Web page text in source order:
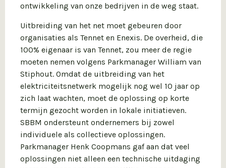
ontwikkeling van onze bedrijven in de weg staat.
Uitbreiding van het net moet gebeuren door
organisaties als Tennet en Enexis. De overheid, die
100% eigenaar is van Tennet, zou meer de regie
moeten nemen volgens Parkmanager William van
Stiphout. Omdat de uitbreiding van het
elektriciteitsnetwerk mogelijk nog wel 10 jaar op
zich laat wachten, moet de oplossing op korte
termijn gezocht worden in lokale initiatieven.
SBBM ondersteunt ondernemers bij zowel
individuele als collectieve oplossingen.
Parkmanager Henk Coopmans gaf aan dat veel
oplossingen niet alleen een technische uitdaging